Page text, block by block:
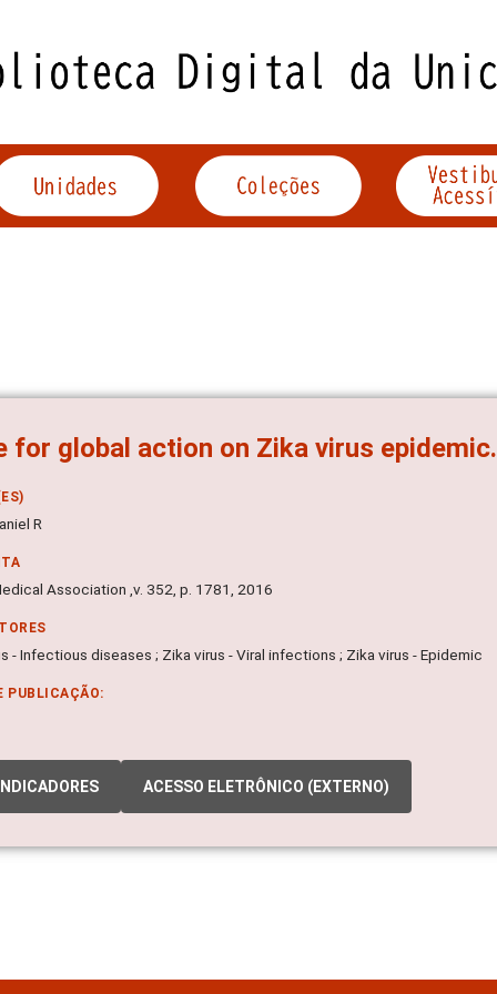
for global action on Zika virus epidemic.
R
Association ,v. 352, p. 1781, 2016
- Infectious diseases ; Zika virus - Viral infections ; Zika virus - Epidemic
PUBLICAÇÃO:
INDICADORES ACESSO ELETRÔNICO (EXTERNO)